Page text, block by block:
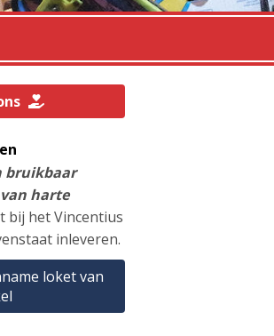
bruikbaar
harte
bij het Vincentius
inleveren.
loket van